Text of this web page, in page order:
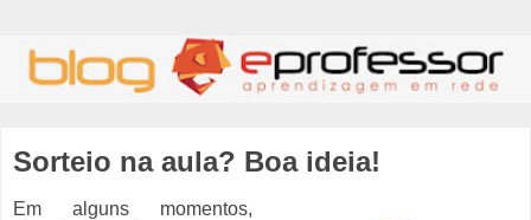
Sorteio na aula? Boa ideia!
Em alguns momentos,